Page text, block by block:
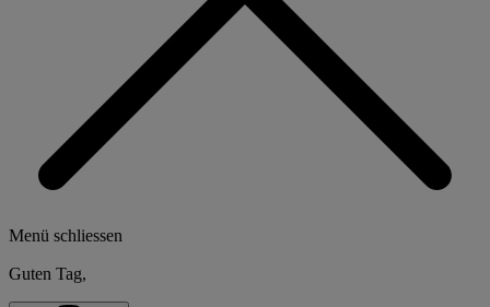
Menü schliessen
Guten Tag,